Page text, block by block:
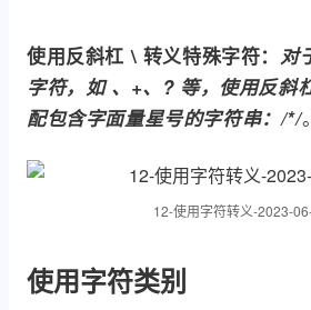
使用反斜杠 \ 转义特殊字符： 对
字符，如、+、?等，使用反斜
配包含字面量星号的字符串：/*/。
12-使用字符转义-2023-
使用字符类别